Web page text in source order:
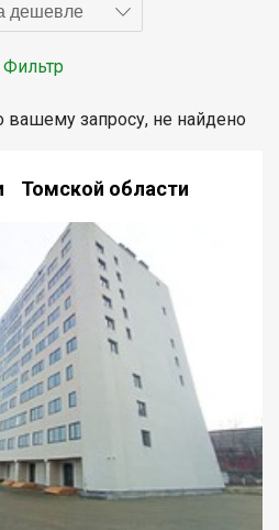
дешевле
Фильтр
вашему запросу, не найдено
Томской области